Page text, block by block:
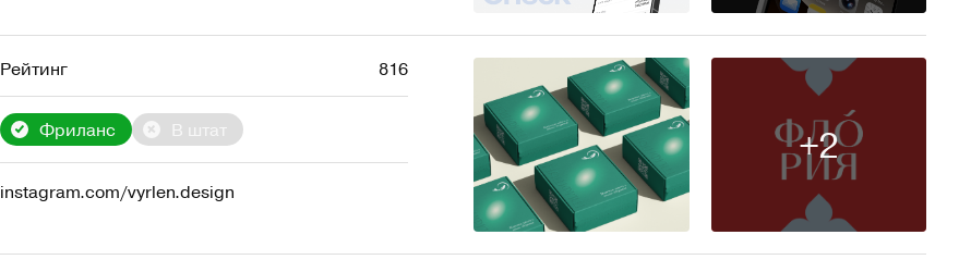
Рейтинг 816
Фриланс В штат
instagram.com/vyrlen.design
13
+2